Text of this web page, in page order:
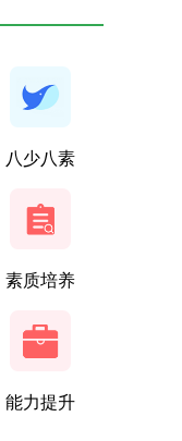
八少八素
素质培养
能力提升